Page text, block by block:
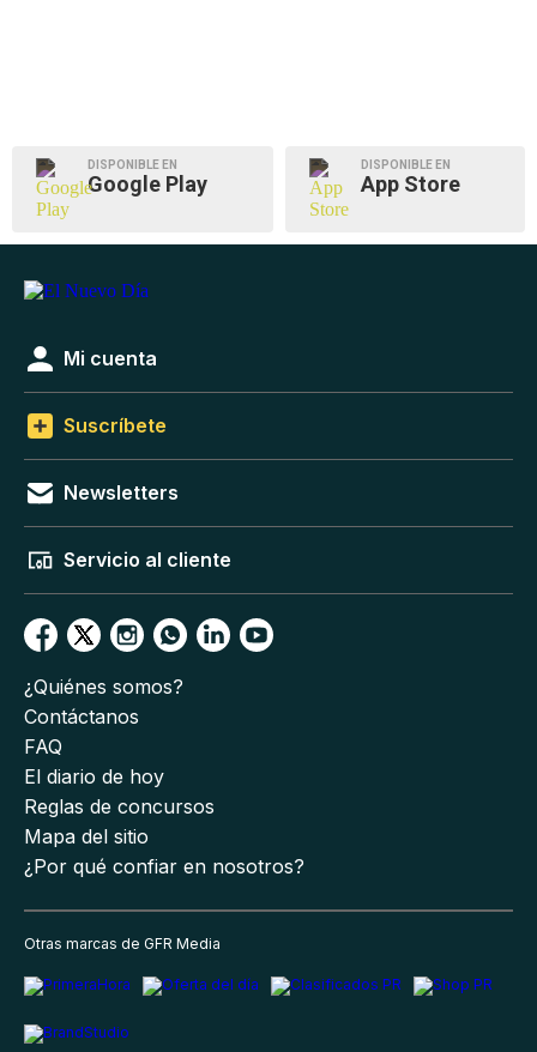
DISPONIBLE EN
Google Play
DISPONIBLE EN
App Store
Mi cuenta
Suscríbete
Newsletters
Servicio al cliente
¿Quiénes somos?
Contáctanos
FAQ
El diario de hoy
Reglas de concursos
Mapa del sitio
¿Por qué confiar en nosotros?
Otras marcas de GFR Media